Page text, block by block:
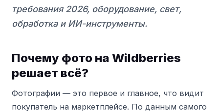
требования 2026, оборудование, свет,
обработка и ИИ-инструменты.
Почему фото на Wildberries
решает всё?
Фотографии — это первое и главное, что видит
покупатель на маркетплейсе. По данным самого